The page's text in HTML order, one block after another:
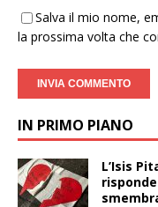
Salva il mio nome,
la prossima volta che
IN PRIMO PIANO
L’Isis